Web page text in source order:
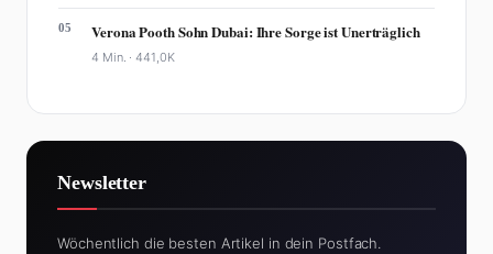
05 Verona Pooth Sohn Dubai: Ihre Sorge ist Unerträglich
4 Min. ·441,0K
Newsletter
Wöchentlich die besten Artikel in dein Postfach.